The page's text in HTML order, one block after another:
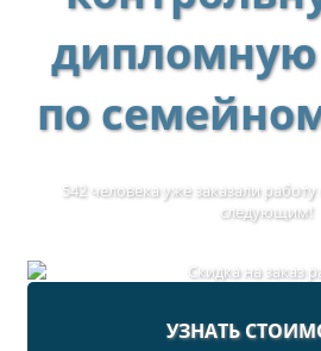
дипломную
по
542 человека уже заказали
следующим!
УЗНАТЬ